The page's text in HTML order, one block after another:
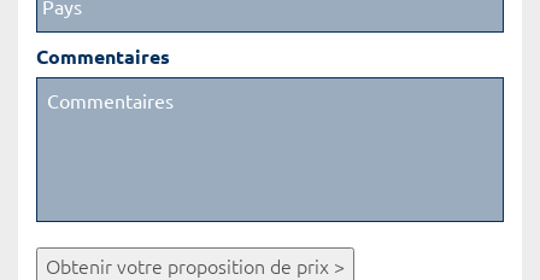
Commentaires
Obtenir votre proposition de prix >